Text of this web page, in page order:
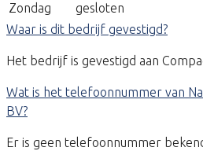
Zondag
gesloten
Waar is dit bedrijf gevestigd?
Het bedrijf is gevestigd aan
Wat is het telefoonnummer van
BV?
Er is geen telefoonnummer